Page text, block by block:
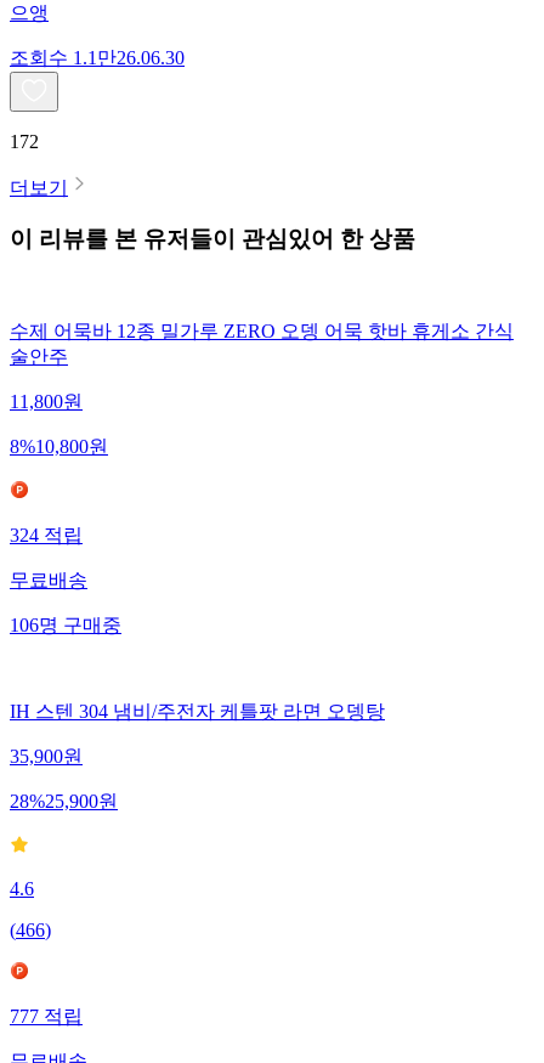
으앵
조회수 1.1만26.06.30
172
더보기
이 리뷰를 본 유저들이 관심있어 한 상품
수제 어묵바 12종 밀가루 ZERO 오뎅 어묵 핫바 휴게소 간식
술안주
11,800원
8%10,800원
324적립
무료배송
106명구매중
IH 스텐 304 냄비/주전자 케틀팟 라면 오뎅탕
35,900원
28%25,900원
4.6
(466)
777적립